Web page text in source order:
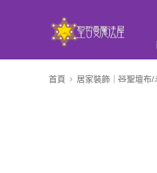
首頁 居家裝飾｜🧸聖壇布